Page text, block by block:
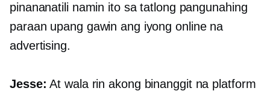
pinananatili namin ito sa tatlong pangunahing
paraan upang gawin ang iyong online na
advertising.
Jesse: At wala rin akong binanggit na platform